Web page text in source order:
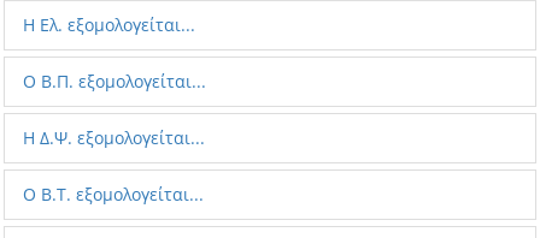
Η Ελ. εξομολογείται...
O Β.Π. εξομολογείται...
H Δ.Ψ. εξομολογείται...
O B.T. εξομολογείται...